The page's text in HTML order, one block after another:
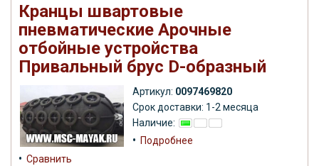
Кранцы швартовые
пневматические Арочные
отбойные устройства
Привальный брус D-образный
Артикул: 0097469820
Срок доставки: 1-2 месяца
Наличие:
• Подробнее
• Сравнить